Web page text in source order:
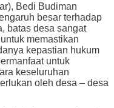
Bedi Budiman
besar terhadap
batas desa sangat
memastikan
kepastian hukum
untuk
keseluruhan
oleh desa – desa